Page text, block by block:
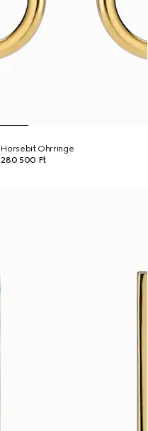
Horsebit Ohrringe
280 500 Ft